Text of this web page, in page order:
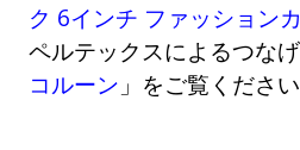
ク 6インチ ファッション
ペルテックスによるつな
コルーン 」をご覧ください